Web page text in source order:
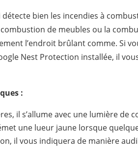
bien les incendies à
de meubles ou la
l’endroit brûlant comme. Si
Nest Protection installée, il
:
il s’allume avec une lumière de
une lueur jaune lorsque
il vous indiquera de manière